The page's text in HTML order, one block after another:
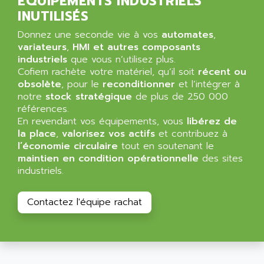
GRADIPAK
MINI MAESTRO
NT3
CYBER 4000
RPX30
SINUMERIK 820/
LOGO
SIMATIC MULTIPANEL
CL200
PWE
CL300
ALL TERMINALS
ALLEGRO MICROSYSTEMS
ALLEN
ALLEN BRADLEY
ALLEN CODIERGERATE GMBH
ALLEN CODING SYSTEMS
ALLEN SYSTEMS
ALLIANCE INSTRUMENTS
ALLIANCE MEMORY
ALLIED TELESIS
ALLIED TELESYN
ALLIED VISION
ALLISON
INUTILISÉS
Donnez une seconde vie à vos automates,
variateurs, HMI et autres composants
industriels que vous n’utilisez plus.
Cofiem rachète votre matériel, qu’il soit récent ou
obsolète, pour le reconditionner et l’intégrer à
notre stock stratégique de plus de 250 000
références.
En revendant vos équipements, vous libérez de
la place, valorisez vos actifs et contribuez à
l’économie circulaire tout en soutenant le
maintien en condition opérationnelle des sites
industriels.
Contactez l'équipe rachat